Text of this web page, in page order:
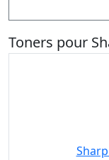
Toners pour